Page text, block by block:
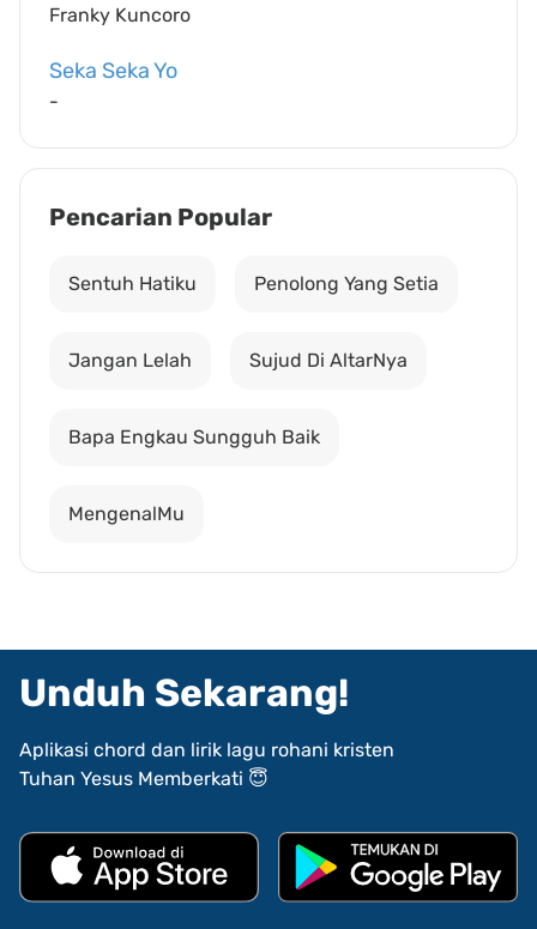
Franky Kuncoro
Seka Seka Yo
-
Pencarian Popular
Sentuh Hatiku Penolong Yang Setia
Jangan Lelah Sujud Di AltarNya
Bapa Engkau Sungguh Baik
MengenalMu
Unduh Sekarang!
Aplikasi chord dan lirik lagu rohani kristen
Tuhan Yesus Memberkati 😇